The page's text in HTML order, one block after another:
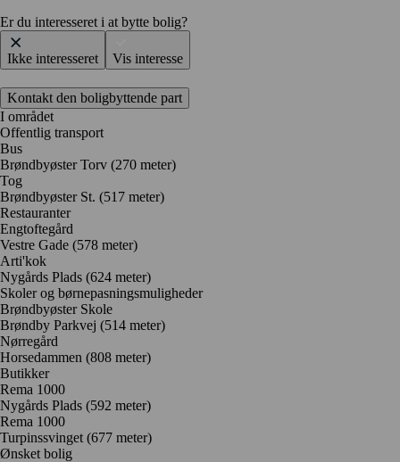
Er du interesseret i at bytte bolig?
Ikke interesseret Vis interesse
Kontakt den boligbyttende part
I området
Offentlig transport
Bus
Brøndbyøster Torv (270 meter)
Tog
Brøndbyøster St. (517 meter)
Restauranter
Engtoftegård
Vestre Gade (578 meter)
Arti'kok
Nygårds Plads (624 meter)
Skoler og børnepasningsmuligheder
Brøndbyøster Skole
Brøndby Parkvej (514 meter)
Nørregård
Horsedammen (808 meter)
Butikker
Rema 1000
Nygårds Plads (592 meter)
Rema 1000
Turpinssvinget (677 meter)
Ønsket bolig